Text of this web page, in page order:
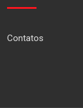
Contatos